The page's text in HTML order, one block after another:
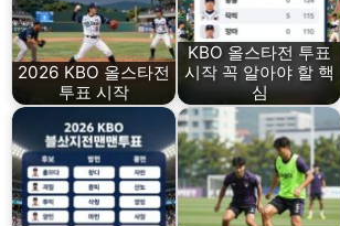
2026 KBO 올스타전
투표 시작
KBO 올스타전 투표
시작 꼭 알아야 할 핵
심